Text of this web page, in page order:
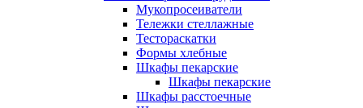
Мукопросеиватели
Тележки стеллажные
Тестораскатки
Формы хлебные
Шкафы пекарские
Шкафы пекарские
Шкафы расстоечные